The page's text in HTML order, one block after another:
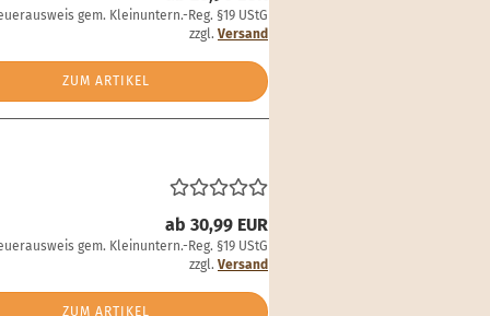
gem. Kleinuntern.-Reg. §19 UStG
zzgl. Versand
ZUM ARTIKEL
ab 30,99 EUR
gem. Kleinuntern.-Reg. §19 UStG
zzgl. Versand
ZUM ARTIKEL